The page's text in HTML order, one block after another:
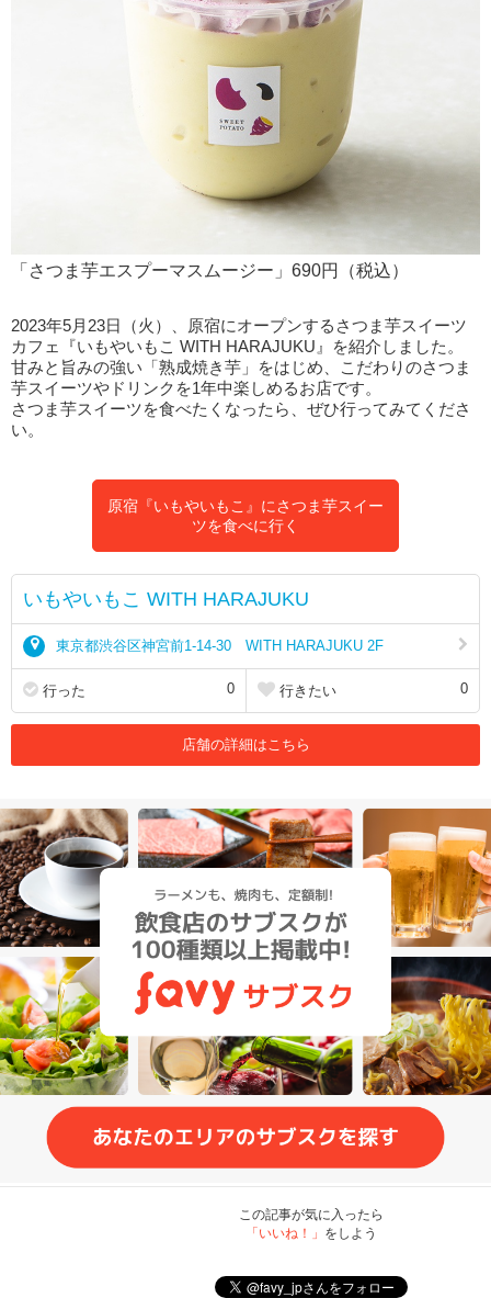
「さつま芋エスプーマスムージー」690円（税込）
2023年5月23日（火）、原宿にオープンするさつま芋スイーツ
カフェ『いもやいもこ WITH HARAJUKU』を紹介しました。
甘みと旨みの強い「熟成焼き芋」をはじめ、こだわりのさつま
芋スイーツやドリンクを1年中楽しめるお店です。
さつま芋スイーツを食べたくなったら、ぜひ行ってみてくださ
い。
原宿『いもやいもこ』にさつま芋スイー
ツを食べに行く
いもやいもこ WITH HARAJUKU
東京都渋谷区神宮前1-14-30 WITH HARAJUKU 2F
行った 0 行きたい 0
店舗の詳細はこちら
この記事が気に入ったら
「いいね！」 をしよう